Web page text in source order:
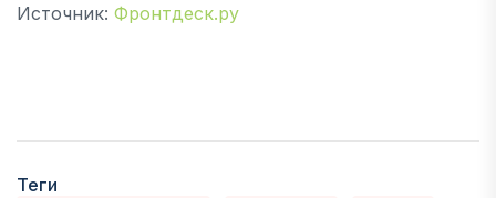
Источник: Фронтдеск.ру
Теги